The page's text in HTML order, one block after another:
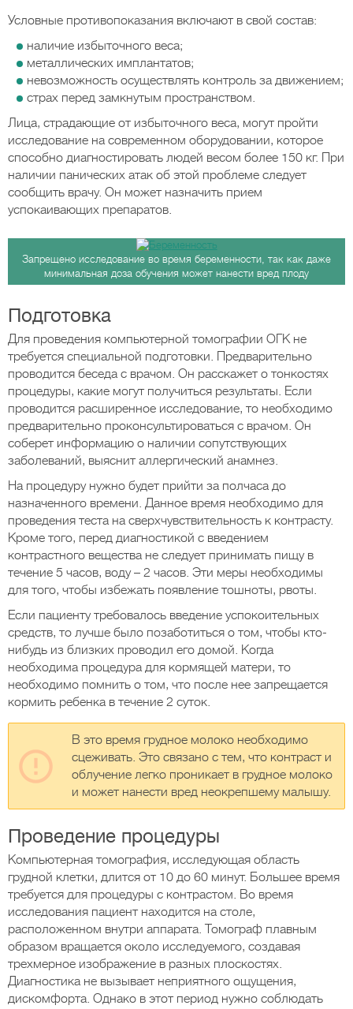
Условные противопоказания включают в свой состав:
наличие избыточного веса;
металлических имплантатов;
невозможность осуществлять контроль за движением;
страх перед замкнутым пространством.
Лица, страдающие от избыточного веса, могут пройти
исследование на современном оборудовании, которое
способно диагностировать людей весом более 150 кг. При
наличии панических атак об этой проблеме следует
сообщить врачу. Он может назначить прием
успокаивающих препаратов.
Запрещено исследование во время беременности, так как даже
минимальная доза обучения может нанести вред плоду
Подготовка
Для проведения компьютерной томографии ОГК не
требуется специальной подготовки. Предварительно
проводится беседа с врачом. Он расскажет о тонкостях
процедуры, какие могут получиться результаты. Если
проводится расширенное исследование, то необходимо
предварительно проконсультироваться с врачом. Он
соберет информацию о наличии сопутствующих
заболеваний, выяснит аллергический анамнез.
На процедуру нужно будет прийти за полчаса до
назначенного времени. Данное время необходимо для
проведения теста на сверхчувствительность к контрасту.
Кроме того, перед диагностикой с введением
контрастного вещества не следует принимать пищу в
течение 5 часов, воду – 2 часов. Эти меры необходимы
для того, чтобы избежать появление тошноты, рвоты.
Если пациенту требовалось введение успокоительных
средств, то лучше было позаботиться о том, чтобы кто-
нибудь из близких проводил его домой. Когда
необходима процедура для кормящей матери, то
необходимо помнить о том, что после нее запрещается
кормить ребенка в течение 2 суток.
В это время грудное молоко необходимо
сцеживать. Это связано с тем, что контраст и
облучение легко проникает в грудное молоко
и может нанести вред неокрепшему малышу.
Проведение процедуры
Компьютерная томография, исследующая область
грудной клетки, длится от 10 до 60 минут. Большее время
требуется для процедуры с контрастом. Во время
исследования пациент находится на столе,
расположенном внутри аппарата. Томограф плавным
образом вращается около исследуемого, создавая
трехмерное изображение в разных плоскостях.
Диагностика не вызывает неприятного ощущения,
дискомфорта. Однако в этот период нужно соблюдать